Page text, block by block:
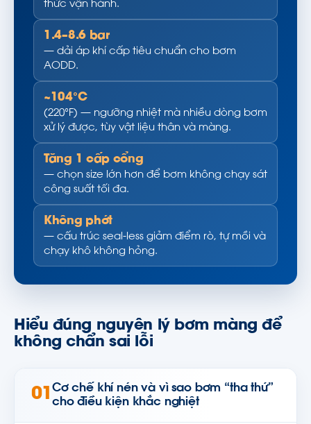
thức vận hành.
1.4–8.6 bar
— dải áp khí cấp tiêu chuẩn cho bơm
AODD.
~104°C
(220°F) — ngưỡng nhiệt mà nhiều dòng bơm
xử lý được, tùy vật liệu thân và màng.
Tăng 1 cấp cổng
— chọn size lớn hơn để bơm không chạy sát
công suất tối đa.
Không phớt
— cấu trúc seal-less giảm điểm rò, tự mồi và
chạy khô không hỏng.
Hiểu đúng nguyên lý bơm màng để
không chẩn sai lỗi
01 Cơ chế khí nén và vì sao bơm “tha thứ”
cho điều kiện khắc nghiệt